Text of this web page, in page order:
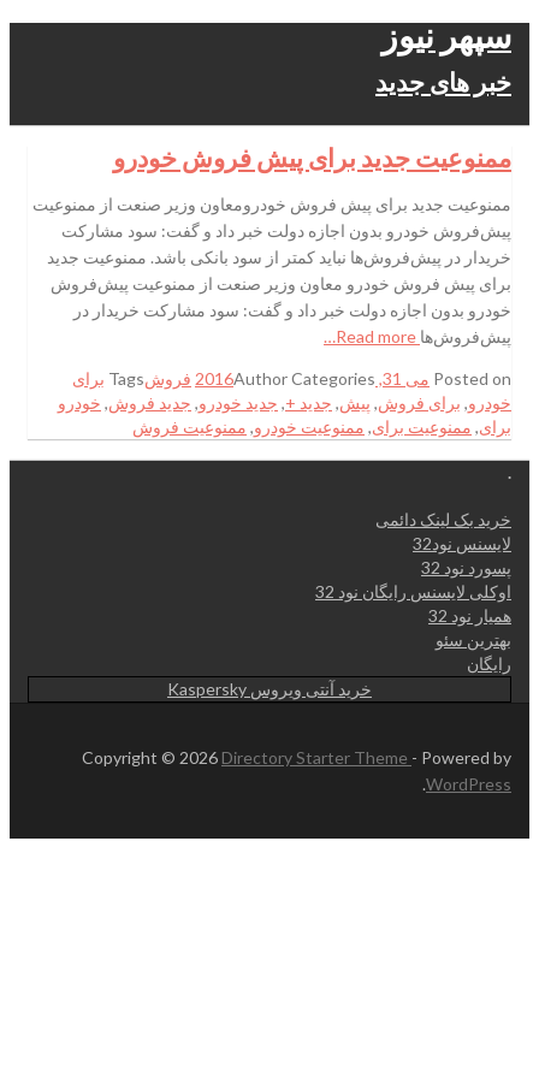
سپهر نیوز
خبر های جدید
ممنوعیت جدید برای پیش‌ فروش خودرو
ممنوعیت جدید برای پیش‌ فروش خودرومعاون وزیر صنعت از ممنوعیت
پیش‌فروش خودرو بدون اجازه دولت خبر داد و گفت: سود مشارکت
خریدار در پیش‌فروش‌ها نباید کمتر از سود بانکی باشد. ممنوعیت جدید
برای پیش‌ فروش خودرو معاون وزیر صنعت از ممنوعیت پیش‌فروش
خودرو بدون اجازه دولت خبر داد و گفت: سود مشارکت خریدار در
پیش‌فروش‌ها
Posted on می 31, 2016 AuthorCategories فروشTags برای
خودرو, برای فروش, پیش‌, جدید +, جدید خودرو, جدید فروش, خودرو
برای, ممنوعیت برای, ممنوعیت خودرو, ممنوعیت فروش
.
خرید بک لینک دائمی
لایسنس نود32
پسورد نود 32
اوکلی لایسنس رایگان نود 32
همیار نود 32
بهترین سئو
رایگان
خرید آنتی ویروس Kaspersky
Copyright © 2026 Directory Starter Theme - Powered by
WordPress
.